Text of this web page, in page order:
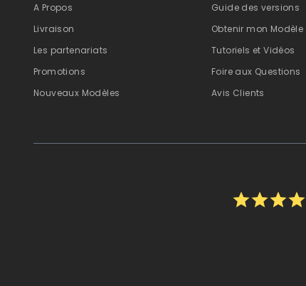
A Propos
Livraison
Les partenariats
Promotions
Nouveaux Modèles
Guide des versions
Obtenir mon Modèle
Tutoriels et Vidéos
Foire aux Questions
Avis Clients
starstarstarstar